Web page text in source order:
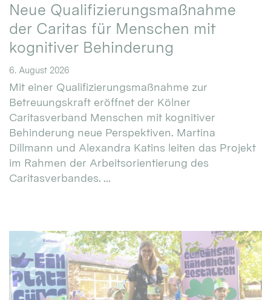
Neue Qualifizierungsmaßnahme
der Caritas für Menschen mit
kognitiver Behinderung
6. August 2026
Mit einer Qualifizierungsmaßnahme zur
Betreuungskraft eröffnet der Kölner
Caritasverband Menschen mit kognitiver
Behinderung neue Perspektiven. Martina
Dillmann und Alexandra Katins leiten das Projekt
im Rahmen der Arbeitsorientierung des
Caritasverbandes. ...